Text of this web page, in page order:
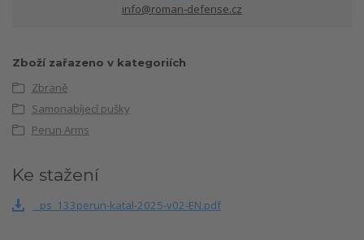
info@roman-defense.cz
Zboží zařazeno v kategoriích
Zbraně
Samonabíjecí pušky
Perun Arms
Ke stažení
_ps_133perun-katal-2025-v02-EN.pdf